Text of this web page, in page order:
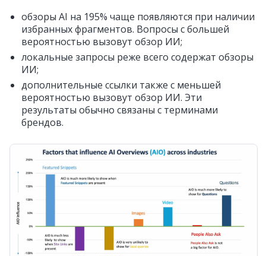
обзоры AI на 195% чаще появляются при наличии
избранных фрагментов. Вопросы с большей
вероятностью вызовут обзор ИИ;
локальные запросы реже всего содержат обзоры
ИИ;
дополнительные ссылки также с меньшей
вероятностью вызовут обзор ИИ. Эти
результаты обычно связаны с терминами
брендов.